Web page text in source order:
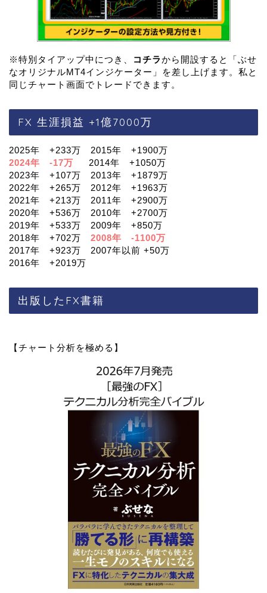
※特別タイアップ中につき、 コチラから開設すると「ぶせ
なオリジナルMT4インジケーター」を差し上げます。私と
同じチャート画面でトレードできます。
FX 生涯損益 +1億7000万
2025年 +233万 2015年 +1900万
2024年 -17万
2014年 +1050万
2023年 +107万 2013年 +1879万
2022年 +265万 2012年 +1963万
2021年 +213万 2011年 +2900万
2020年 +536万 2010年 +2700万
2019年 +533万 2009年 +850万
2018年 +702万 2008年 -1100万
2017年 +923万 2007年以前 +50万
2016年 +2019万
出版したFX書籍
【チャート分析を極める】